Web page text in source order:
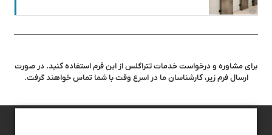
برای مشاوره و درخواست خدمات تتراگلس از این فرم استفاده کنید. در صورت
ارسال فرم زیر، کارشناسان ما در اسرع وقت با شما تماس خواهند گرفت.